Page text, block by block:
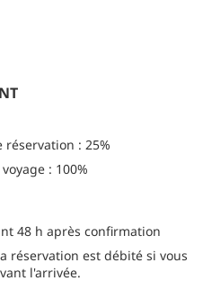
: 25%
: 100%
48 h après confirmation
réservation est débité si vous
l'arrivée.